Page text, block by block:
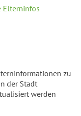
Elterninfos
zu
der Stadt
werden